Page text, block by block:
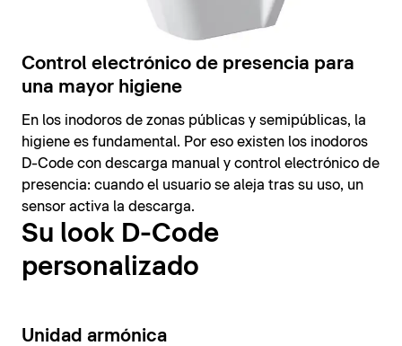
Control electrónico de presencia para
una mayor higiene
En los inodoros de zonas públicas y semipúblicas, la
higiene es fundamental. Por eso existen los inodoros
D-Code con descarga manual y control electrónico de
presencia: cuando el usuario se aleja tras su uso, un
sensor activa la descarga.
Su look D-Code
personalizado
14
Unidad armónica